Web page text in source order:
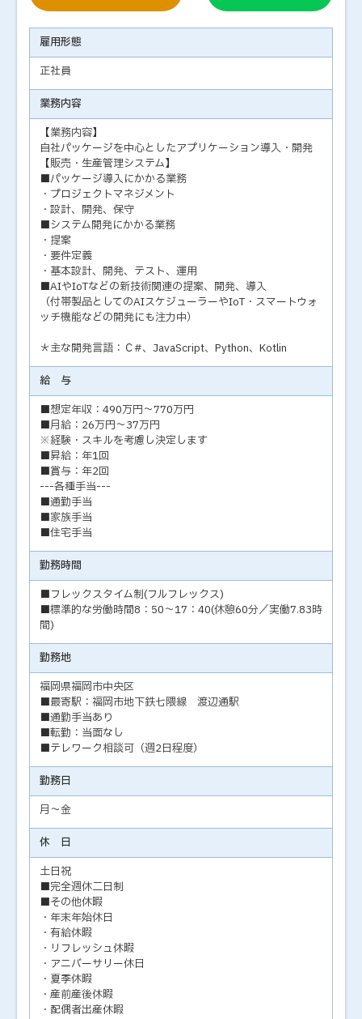
雇用形態
正社員
業務内容
【業務内容】
自社パッケージを中心としたアプリケーション導入・開発
【販売・生産管理システム】
■パッケージ導入にかかる業務
・プロジェクトマネジメント
・設計、開発、保守
■システム開発にかかる業務
・提案
・要件定義
・基本設計、開発、テスト、運用
■AIやIoTなどの新技術関連の提案、開発、導入
（付帯製品としてのAIスケジューラーやIoT・スマートウォ
ッチ機能などの開発にも注力中）
＊主な開発言語：Ｃ#、JavaScript、Python、Kotlin
給 与
■想定年収：490万円～770万円
■月給：26万円～37万円
※経験・スキルを考慮し決定します
■昇給：年1回
■賞与：年2回
---各種手当---
■通勤手当
■家族手当
■住宅手当
勤務時間
■フレックスタイム制(フルフレックス)
■標準的な労働時間8：50～17：40(休憩60分／実働7.83時
間)
勤務地
福岡県福岡市中央区
■最寄駅：福岡市地下鉄七隈線 渡辺通駅
■通勤手当あり
■転勤：当面なし
■テレワーク相談可（週2日程度）
勤務日
月～金
休 日
土日祝
■完全週休二日制
■その他休暇
・年末年始休日
・有給休暇
・リフレッシュ休暇
・アニバーサリー休日
・夏季休暇
・産前産後休暇
・配偶者出産休暇